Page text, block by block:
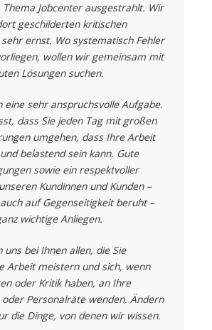
Thema Jobcenter ausgestrahlt. Wir
geschilderten kritischen
ernst. Wo systematisch Fehler
wollen wir gemeinsam mit
Lösungen suchen.
eine sehr anspruchsvolle Aufgabe.
dass Sie jeden Tag mit großen
umgehen, dass Ihre Arbeit
belastend sein kann. Gute
sowie ein respektvoller
Kundinnen und Kunden –
auf Gegenseitigkeit beruht –
wichtige Anliegen.
uns bei Ihnen allen, die Sie
Arbeit meistern und sich, wenn
oder Kritik haben, an Ihre
oder Personalräte wenden. Ändern
die Dinge, von denen wir wissen.